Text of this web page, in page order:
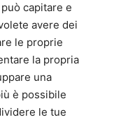
capitare e
avere dei
le proprie
la propria
una
è possibile
le tue